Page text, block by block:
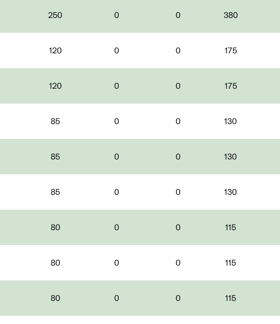
250 0 0 380
120 0 0 175
120 0 0 175
85 0 0 130
85 0 0 130
85 0 0 130
80 0 0 115
80 0 0 115
80 0 0 115